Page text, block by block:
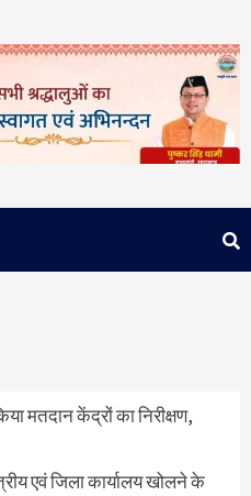
मतदान केंद्रों का निरीक्षण,
एवं जिला कार्यालय खोलने के